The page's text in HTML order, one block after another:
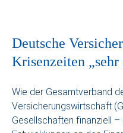
Deutsche
Krisenzeiten „sehr
Wie der Gesamtverband
Versicherungswirtschaft
Gesellschaften finanziell